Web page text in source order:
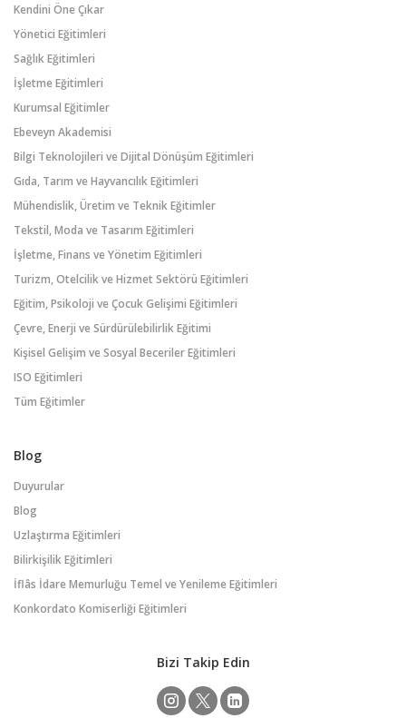
Kendini Öne Çıkar
Yönetici Eğitimleri
Sağlık Eğitimleri
İşletme Eğitimleri
Kurumsal Eğitimler
Ebeveyn Akademisi
Bilgi Teknolojileri ve Dijital Dönüşüm Eğitimleri
Gıda, Tarım ve Hayvancılık Eğitimleri
Mühendislik, Üretim ve Teknik Eğitimler
Tekstil, Moda ve Tasarım Eğitimleri
İşletme, Finans ve Yönetim Eğitimleri
Turizm, Otelcilik ve Hizmet Sektörü Eğitimleri
Eğitim, Psikoloji ve Çocuk Gelişimi Eğitimleri
Çevre, Enerji ve Sürdürülebilirlik Eğitimi
Kişisel Gelişim ve Sosyal Beceriler Eğitimleri
ISO Eğitimleri
Tüm Eğitimler
Blog
Duyurular
Blog
Uzlaştırma Eğitimleri
Bilirkişilik Eğitimleri
İflâs İdare Memurluğu Temel ve Yenileme Eğitimleri
Konkordato Komiserliği Eğitimleri
Bizi Takip Edin